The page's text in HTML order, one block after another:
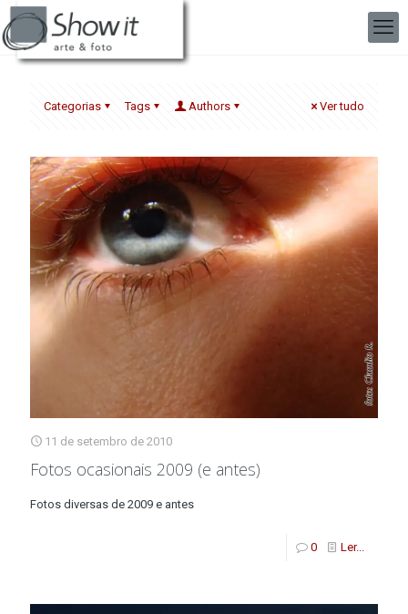
Categorias Tags Authors Ver tudo
11 de setembro de 2010
Fotos ocasionais 2009 (e antes)
Fotos diversas de 2009 e antes
0 Ler...